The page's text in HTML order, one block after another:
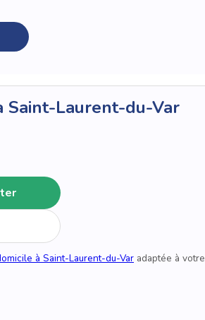
Laurent-du-Var
à Saint-Laurent-du-Var adaptée à votre